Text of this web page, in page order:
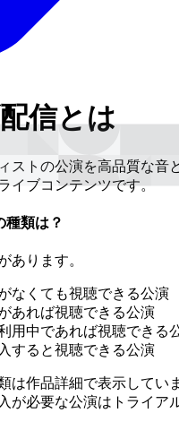
信とは
ストの公演を高品質な音
イブコンテンツです。
種類は？
あります。
なくても視聴できる公演
あれば視聴できる公演
用中であれば視聴できる
すると視聴できる公演
は作品詳細で表示してい
が必要な公演はトライア